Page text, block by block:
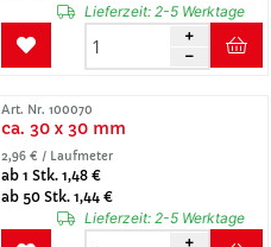
Lieferzeit: 2-5 Werktage
Art. Nr. 100070
ca. 30 x 30 mm
2,96 € / Laufmeter
ab 1 Stk. 1,48 €
ab 50 Stk. 1,44 €
Lieferzeit: 2-5 Werktage